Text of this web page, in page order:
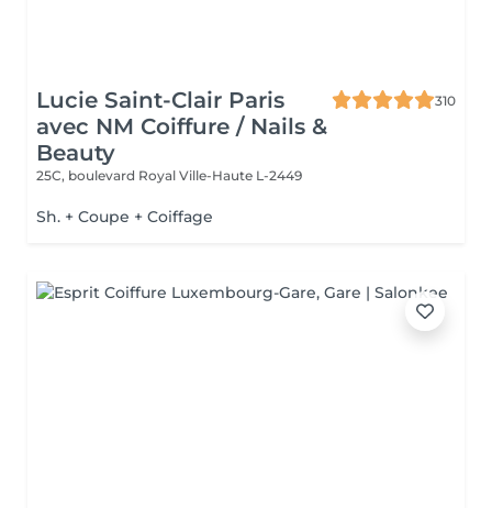
Lucie Saint-Clair Paris
avec NM Coiffure / Nails &
Beauty
310
25C, boulevard Royal Ville-Haute L-2449
Sh. + Coupe + Coiffage